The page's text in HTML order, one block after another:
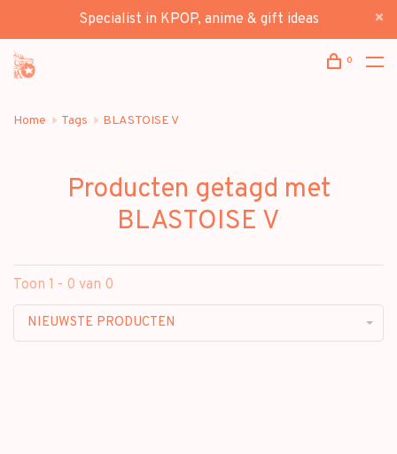
Specialist in KPOP, anime & gift ideas
0
Home Tags BLASTOISE V
Producten getagd met
BLASTOISE V
Toon 1 - 0 van 0
NIEUWSTE PRODUCTEN